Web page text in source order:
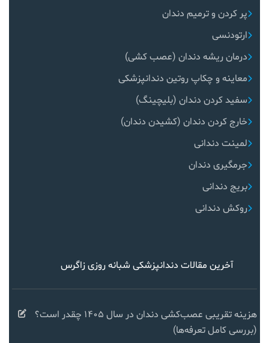
پر کردن و ترمیم دندان
ارتودنسی
درمان ریشه دندان (عصب کشی)
معاینه و چکاپ روتین دندانپزشکی
سفید کردن دندان (بلیچینگ)
خارج کردن دندان (کشیدن دندان)
لمینت دندانی
جرمگیری دندان
بریج دندانی
روکش دندانی
آخرین مقالات دندانپزشکی شبانه روزی زاگرس
هزینه تقریبی عصب‌کشی دندان در سال ۱۴۰۵ چقدر است؟
(بررسی کامل تعرفه‌ها)